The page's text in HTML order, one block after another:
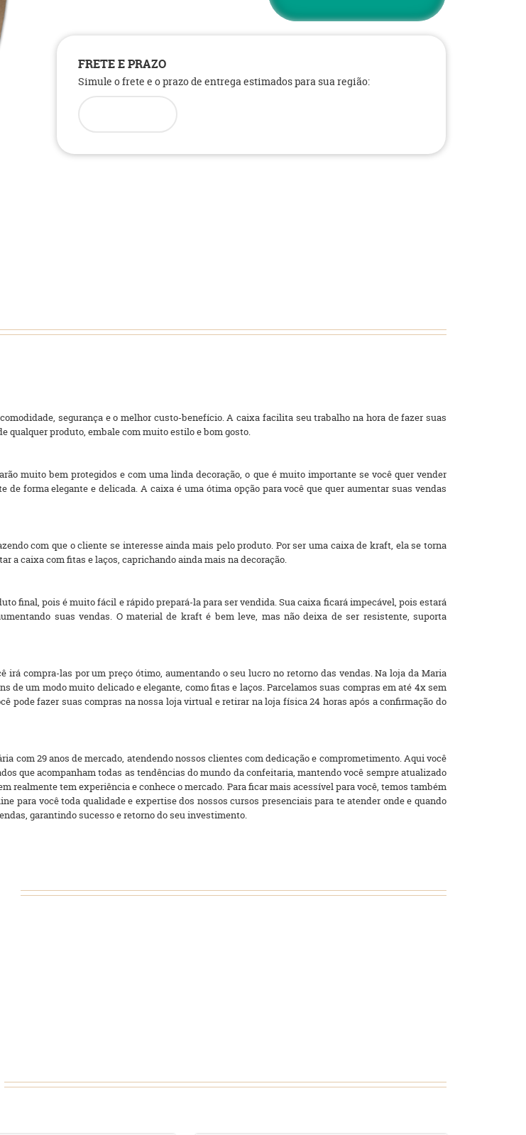
FRETE E PRAZO
Simule o frete e o prazo de entrega estimados para sua região:
segurança e o melhor custo-benefício. A caixa facilita seu trabalho na hora de fazer suas
qualquer produto, embale com muito estilo e bom gosto.
muito bem protegidos e com uma linda decoração, o que é muito importante se você quer vender
forma elegante e delicada. A caixa é uma ótima opção para você que quer aumentar suas vendas
com que o cliente se interesse ainda mais pelo produto. Por ser uma caixa de kraft, ela se torna
a caixa com fitas e laços, caprichando ainda mais na decoração.
final, pois é muito fácil e rápido prepará-la para ser vendida. Sua caixa ficará impecável, pois estará
suas vendas. O material de kraft é bem leve, mas não deixa de ser resistente, suporta
irá compra-las por um preço ótimo, aumentando o seu lucro no retorno das vendas. Na loja da Maria
de um modo muito delicado e elegante, como fitas e laços. Parcelamos suas compras em até 4x sem
pode fazer suas compras na nossa loja virtual e retirar na loja física 24 horas após a confirmação do
com 29 anos de mercado, atendendo nossos clientes com dedicação e comprometimento. Aqui você
que acompanham todas as tendências do mundo da confeitaria, mantendo você sempre atualizado
realmente tem experiência e conhece o mercado. Para ficar mais acessível para você, temos também
para você toda qualidade e expertise dos nossos cursos presenciais para te atender onde e quando
garantindo sucesso e retorno do seu investimento.